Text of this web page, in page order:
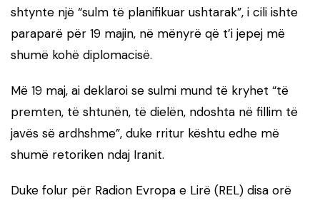
shtynte një “sulm të planifikuar ushtarak”, i cili ishte
paraparë për 19 majin, në mënyrë që t’i jepej më
shumë kohë diplomacisë.
Më 19 maj, ai deklaroi se sulmi mund të kryhet “të
premten, të shtunën, të dielën, ndoshta në fillim të
javës së ardhshme”, duke rritur kështu edhe më
shumë retoriken ndaj Iranit.
Duke folur për Radion Evropa e Lirë (REL) disa orë